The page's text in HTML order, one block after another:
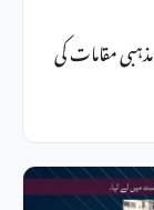
مقامات کی